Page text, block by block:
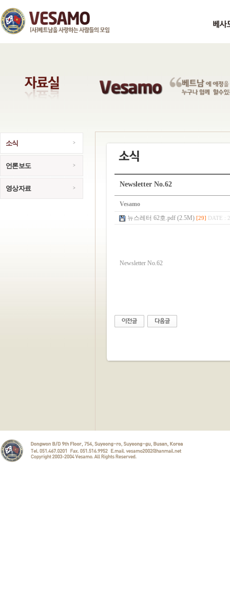
소식
언론보도
영상자료
Newsletter No.62
Vesamo
뉴스레터 62호.pdf (2.5M) [29] DATE :
Newsletter No.62